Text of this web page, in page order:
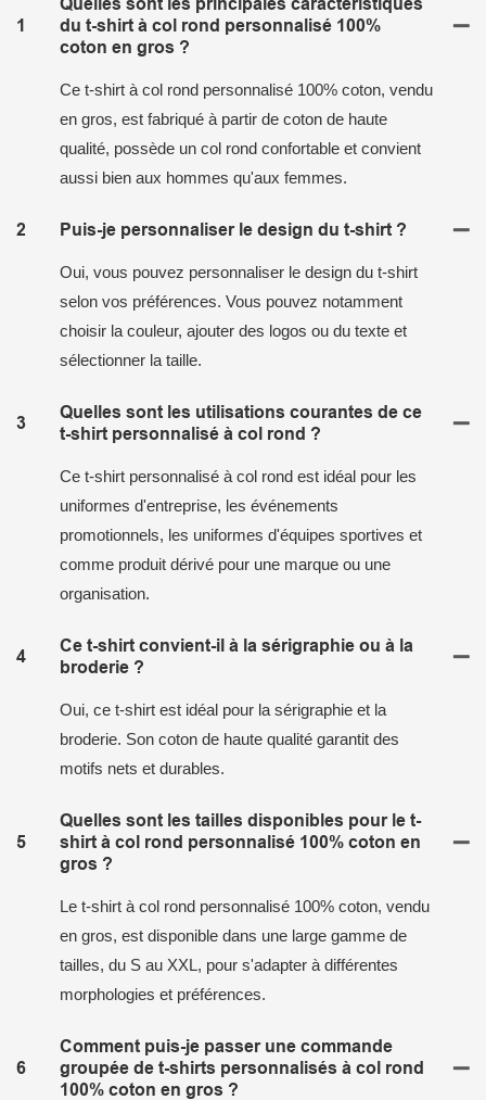
1
du t-shirt à col rond personnalisé 100%
coton en gros ?
Ce t-shirt à col rond personnalisé 100% coton, vendu
en gros, est fabriqué à partir de coton de haute
qualité, possède un col rond confortable et convient
aussi bien aux hommes qu'aux femmes.
2 Puis-je personnaliser le design du t-shirt ?
Oui, vous pouvez personnaliser le design du t-shirt
selon vos préférences. Vous pouvez notamment
choisir la couleur, ajouter des logos ou du texte et
sélectionner la taille.
3
Quelles sont les utilisations courantes de ce
t-shirt personnalisé à col rond ?
Ce t-shirt personnalisé à col rond est idéal pour les
uniformes d'entreprise, les événements
promotionnels, les uniformes d'équipes sportives et
comme produit dérivé pour une marque ou une
organisation.
4
Ce t-shirt convient-il à la sérigraphie ou à la
broderie ?
Oui, ce t-shirt est idéal pour la sérigraphie et la
broderie. Son coton de haute qualité garantit des
motifs nets et durables.
5
Quelles sont les tailles disponibles pour le t-
shirt à col rond personnalisé 100% coton en
gros ?
Le t-shirt à col rond personnalisé 100% coton, vendu
en gros, est disponible dans une large gamme de
tailles, du S au XXL, pour s'adapter à différentes
morphologies et préférences.
6
Comment puis-je passer une commande
groupée de t-shirts personnalisés à col rond
100% coton en gros ?